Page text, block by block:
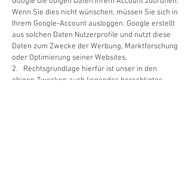
Wenn Sie dies nicht wünschen, müssen Sie sich in
Ihrem Google-Account ausloggen. Google erstellt
aus solchen Daten Nutzerprofile und nutzt diese
Daten zum Zwecke der Werbung, Marktforschung
oder Optimierung seiner Websites.
2. Rechtsgrundlage hierfür ist unser in den
obigen Zwecken auch liegendes berechtigtes